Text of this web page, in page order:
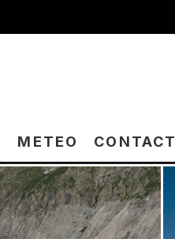
METEO CONTACT